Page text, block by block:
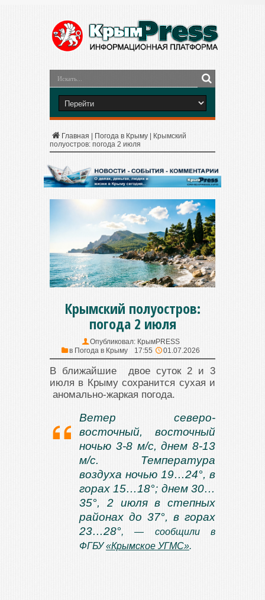
Главная Погода в Крыму
Крымский
полуостров: погода 2 июля
Крымский полуостров:
погода 2 июля
Опубликовал: КрымPRESS
в Погода в Крыму 17:55 01.07.2026
В ближайшие двое суток 2 и 3
июля в Крыму сохранится сухая и
аномально-жаркая погода.
Ветер северо-
восточный, восточный
ночью 3-8 м/с, днем 8-13
м/с. Температура
воздуха ночью 19…24°, в
горах 15…18°; днем 30…
35°, 2 июля в степных
районах до 37°, в горах
23…28°, — сообщили в
ФГБУ«Крымское УГМС».